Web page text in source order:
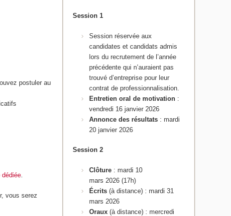
postuler au
dédiée.
vous serez
Session 1
Session réservée aux
candidates et candidats admis
lors du recrutement de l’année
précédente qui n’auraient pas
trouvé d’entreprise pour leur
contrat de professionnalisation.
Entretien oral de motivation:
vendredi 16 janvier 2026
Annonce des résultats: mardi
20 janvier 2026
Session 2
Clôture: mardi 10
mars 2026 (17h)
Écrits (à distance) : mardi 31
mars 2026
Oraux(à distance) : mercredi